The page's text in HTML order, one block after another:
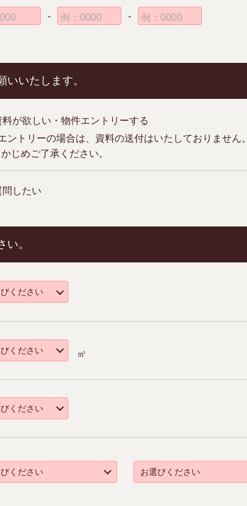
- 例：0000 - 例：0000
いたします。
料が欲しい・物件エントリーする
ントリーの場合は、資料の送付はいたしておりません。
じめご了承ください。
問したい
。
㎡